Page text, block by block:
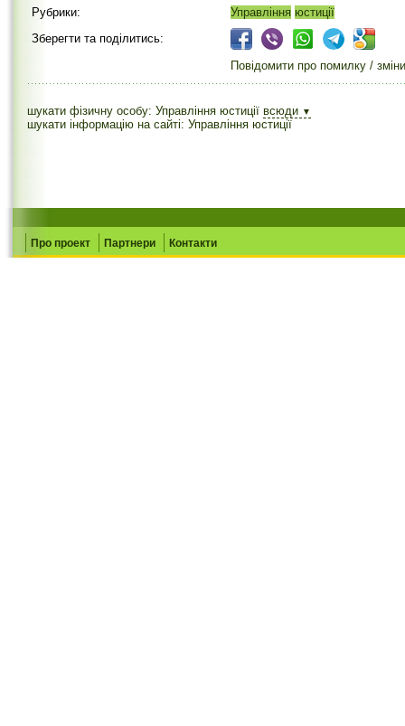
Рубрики:
Управління юстиції
Зберегти та поділитись:
Повідомити про помилку / зміни
шукати фізичну особу: Управління юстиції всюди ▼
шукати інформацію на сайті: Управління юстиції
Про проект Партнери Контакти